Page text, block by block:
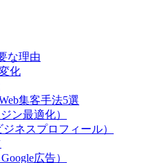
な理由
化
集客手法5選
ン最適化）
ネスプロフィール）
広告）